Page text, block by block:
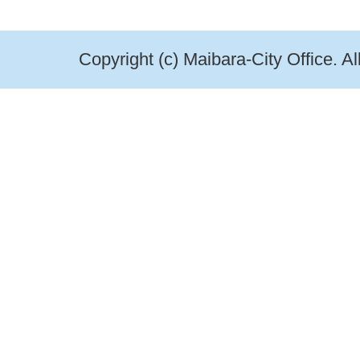
Copyright (c) Maibara-City Office.